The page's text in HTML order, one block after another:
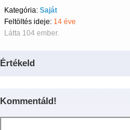
Kategória: Saját
Feltöltés ideje: 14 éve
Látta 104 ember.
Értékeld
Kommentáld!